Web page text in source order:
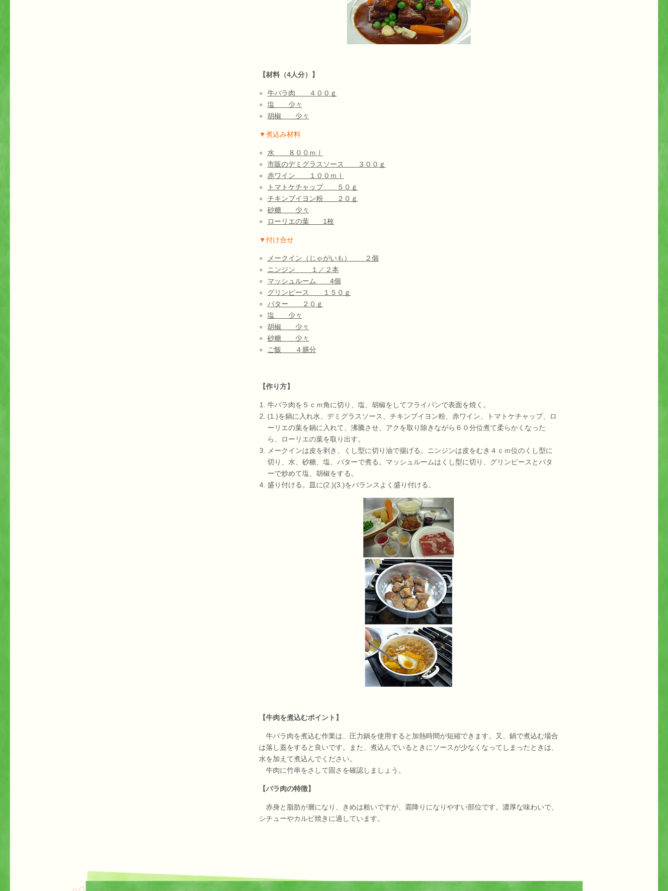
【材料（4人分）】
牛バラ肉 ４００ｇ
塩 少々
胡椒 少々
▼煮込み材料
水 ８００ｍｌ
市販のデミグラスソース ３００ｇ
赤ワイン １００ｍｌ
トマトケチャップ ５０ｇ
チキンブイヨン粉 ２０ｇ
砂糖 少々
ローリエの葉 1枚
▼付け合せ
メークイン（じゃがいも） ２個
ニンジン １／２本
マッシュルーム 4個
グリンピース １５０ｇ
バター ２０ｇ
塩 少々
胡椒 少々
砂糖 少々
ご飯 ４膳分
【作り方】
牛バラ肉を５ｃｍ角に切り、塩、胡椒をしてフライパンで表面を焼く。
(1.)を鍋に入れ水、デミグラスソース、チキンブイヨン粉、赤ワイン、トマトケチャップ、ロ
ーリエの葉を鍋に入れて、沸騰させ、アクを取り除きながら６０分位煮て柔らかくなった
ら、ローリエの葉を取り出す。
メークインは皮を剥き、くし型に切り油で揚げる。ニンジンは皮をむき４ｃｍ位のくし型に
切り、水、砂糖、塩、バターで煮る。マッシュルームはくし型に切り、グリンピースとバタ
ーで炒めて塩、胡椒をする。
盛り付ける。皿に(2.)(3.)をバランスよく盛り付ける。
【牛肉を煮込むポイント】
牛バラ肉を煮込む作業は、圧力鍋を使用すると加熱時間が短縮できます。又、鍋で煮込む場合
は落し蓋をすると良いです。また、煮込んでいるときにソースが少なくなってしまったときは、
水を加えて煮込んでください。
牛肉に竹串をさして固さを確認しましょう。
【バラ肉の特徴】
赤身と脂肪が層になり、きめは粗いですが、霜降りになりやすい部位です。濃厚な味わいで、
シチューやカルビ焼きに適しています。